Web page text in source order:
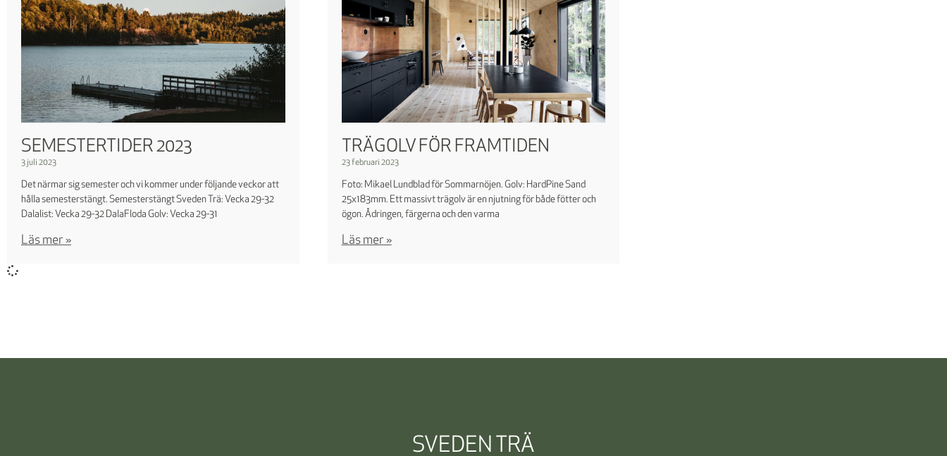
SEMESTERTIDER 2023
3 juli 2023
Det närmar sig semester och vi kommer under följande veckor att
hålla semesterstängt. Semesterstängt Sveden Trä: Vecka 29-32
Dalalist: Vecka 29-32 DalaFloda Golv: Vecka 29-31
Läs mer »
TRÄGOLV FÖR FRAMTIDEN
23 februari 2023
Foto: Mikael Lundblad för Sommarnöjen. Golv: HardPine Sand
25x183mm. Ett massivt trägolv är en njutning för både fötter och
ögon. Ådringen, färgerna och den varma
Läs mer »
SVEDEN TRÄ